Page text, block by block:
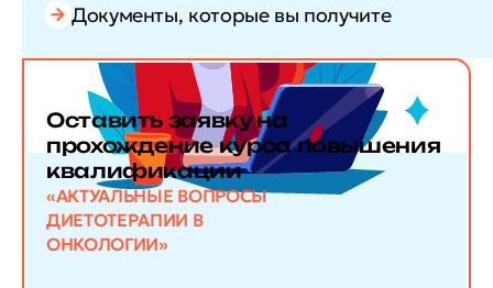
Документы, которые вы получите
Оставить заявкуна
прохождение курса повышения
квалификации
«АКТУАЛЬНЫЕ ВОПРОСЫ
ДИЕТОТЕРАПИИ В
ОНКОЛОГИИ»